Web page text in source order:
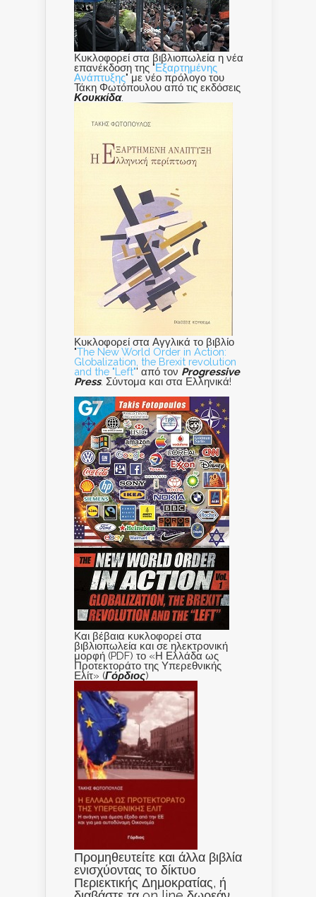
Κυκλοφορεί στα βιβλιοπωλεία η νέα
επανέκδοση της "Εξαρτημένης
Ανάπτυξης" με νέο πρόλογο του
Τάκη Φωτόπουλου από τις εκδόσεις
Κουκκίδα.
Κυκλοφορεί στα Αγγλικά το βιβλίο
"The New World Order in Action:
Globalization, the Brexit revolution
and the "Left"' από τον Progressive
Press. Σύντομα και στα Ελληνικά!
Και βέβαια κυκλοφορεί στα
βιβλιοπωλεία και σε ηλεκτρονική
μορφή (PDF) το «Η Ελλάδα ως
Προτεκτοράτο της Υπερεθνικής
Ελίτ» (Γόρδιος)
Προμηθευτείτε και άλλα βιβλία
ενισχύοντας το δίκτυο
Περιεκτικής Δημοκρατίας, ή